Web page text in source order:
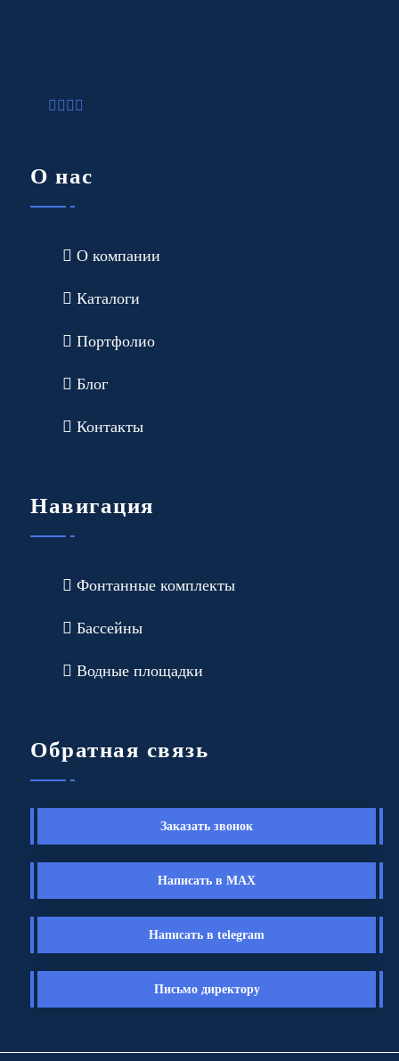
О нас
О компании
Каталоги
Портфолио
Блог
Контакты
Навигация
Фонтанные комплекты
Бассейны
Водные площадки
Обратная связь
Заказать звонок
Написать в MAX
Написать в telegram
Письмо директору